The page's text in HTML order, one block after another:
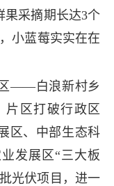
果采摘期长达3个
小蓝莓实实在在
——白浪新村乡
片区打破行政区
区、中部生态科
发展区“三大板
光伏项目，进一